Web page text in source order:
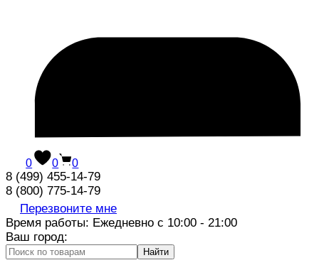
0 0 0
8 (499) 455-14-79
8 (800) 775-14-79
Перезвоните мне
Время работы: Ежедневно с 10:00 - 21:00
Ваш город:
Найти